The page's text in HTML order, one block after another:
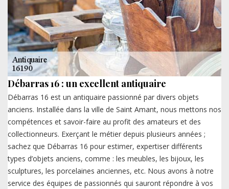
Débarras 16 : un excellent antiquaire
Débarras 16 est un antiquaire passionné par divers objets
anciens. Installée dans la ville de Saint Amant, nous mettons nos
compétences et savoir-faire au profit des amateurs et des
collectionneurs. Exerçant le métier depuis plusieurs années ;
sachez que Débarras 16 pour estimer, expertiser différents
types d’objets anciens, comme : les meubles, les bijoux, les
sculptures, les porcelaines anciennes, etc. Nous avons à notre
service des équipes de passionnés qui sauront répondre à vos